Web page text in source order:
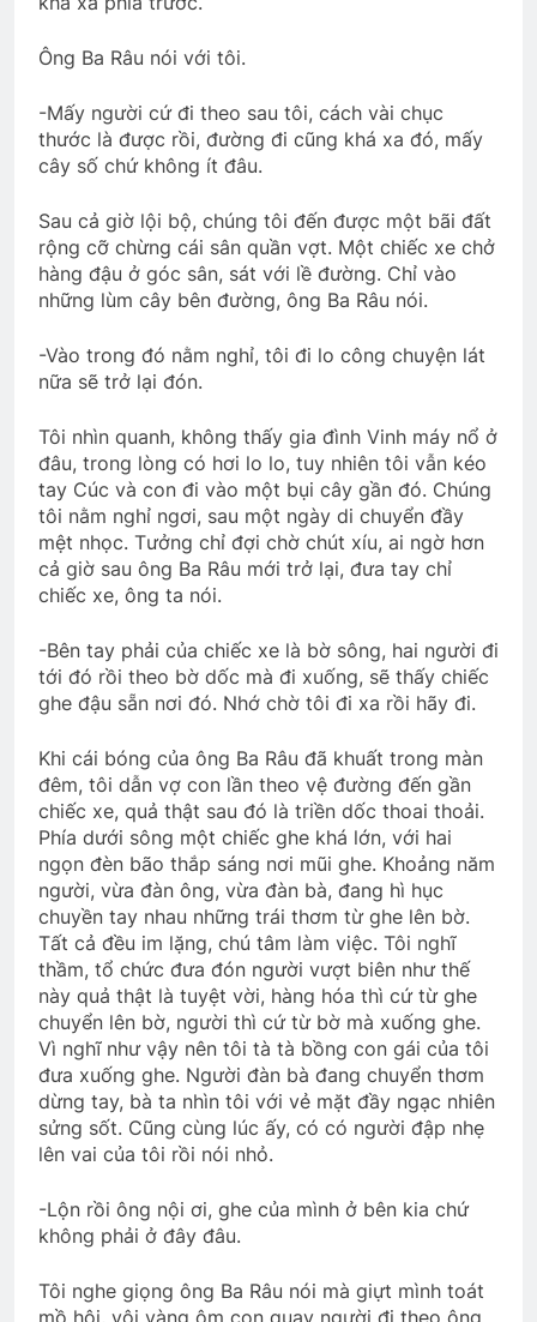
TẾT, LẠI NHỚ ĐÀ LẠT
TIÊN SA LẠC TRẦN
Buổi họp mặt Tân Niên 2024 HVB/BCL
2 Years Ago
Nắng Đông Trên Ngọn Cỏ Sầu
3 Years Ago
Thăm CSVSQ Trần Thụy Ly K13
2 Years Ago
Hòa
2 Years Ago
Dựng lại niềm tin
3 Years Ago
CTBCTY Tập II chương 16
3 Years Ago
Phóng sự Ấp Bắc 1963
2 Years Ago
Văn thư số 009/BCH/TH/2024-2026
1 Year Ago
Thăm CSVCQ Nguyễn Hữu Thuyết K20
Ông Ba Râu nói với tôi.
-Mấy người cứ đi theo sau tôi, cách vài chục
thước là được rồi, đường đi cũng khá xa đó, mấy
cây số chứ không ít đâu.
Sau cả giờ lội bộ, chúng tôi đến được một bãi đất
rộng cỡ chừng cái sân quần vợt. Một chiếc xe chở
hàng đậu ở góc sân, sát với lề đường. Chỉ vào
những lùm cây bên đường, ông Ba Râu nói.
-Vào trong đó nằm nghỉ, tôi đi lo công chuyện lát
nữa sẽ trở lại đón.
Tôi nhìn quanh, không thấy gia đình Vinh máy nổ ở
đâu, trong lòng có hơi lo lo, tuy nhiên tôi vẫn kéo
tay Cúc và con đi vào một bụi cây gần đó. Chúng
tôi nằm nghỉ ngơi, sau một ngày di chuyển đầy
mệt nhọc. Tưởng chỉ đợi chờ chút xíu, ai ngờ hơn
cả giờ sau ông Ba Râu mới trở lại, đưa tay chỉ
chiếc xe, ông ta nói.
-Bên tay phải của chiếc xe là bờ sông, hai người đi
tới đó rồi theo bờ dốc mà đi xuống, sẽ thấy chiếc
ghe đậu sẵn nơi đó. Nhớ chờ tôi đi xa rồi hãy đi.
Khi cái bóng của ông Ba Râu đã khuất trong màn
đêm, tôi dẫn vợ con lần theo vệ đường đến gần
chiếc xe, quả thật sau đó là triền dốc thoai thoải.
Phía dưới sông một chiếc ghe khá lớn, với hai
ngọn đèn bão thắp sáng nơi mũi ghe. Khoảng năm
người, vừa đàn ông, vừa đàn bà, đang hì hục
chuyền tay nhau những trái thơm từ ghe lên bờ.
Tất cả đều im lặng, chú tâm làm việc. Tôi nghĩ
thầm, tổ chức đưa đón người vượt biên như thế
này quả thật là tuyệt vời, hàng hóa thì cứ từ ghe
chuyển lên bờ, người thì cứ từ bờ mà xuống ghe.
Vì nghĩ như vậy nên tôi tà tà bồng con gái của tôi
đưa xuống ghe. Người đàn bà đang chuyển thơm
dừng tay, bà ta nhìn tôi với vẻ mặt đầy ngạc nhiên
sửng sốt. Cũng cùng lúc ấy, có có người đập nhẹ
lên vai của tôi rồi nói nhỏ.
-Lộn rồi ông nội ơi, ghe của mình ở bên kia chứ
không phải ở đây đâu.
Tôi nghe giọng ông Ba Râu nói mà giựt mình toát